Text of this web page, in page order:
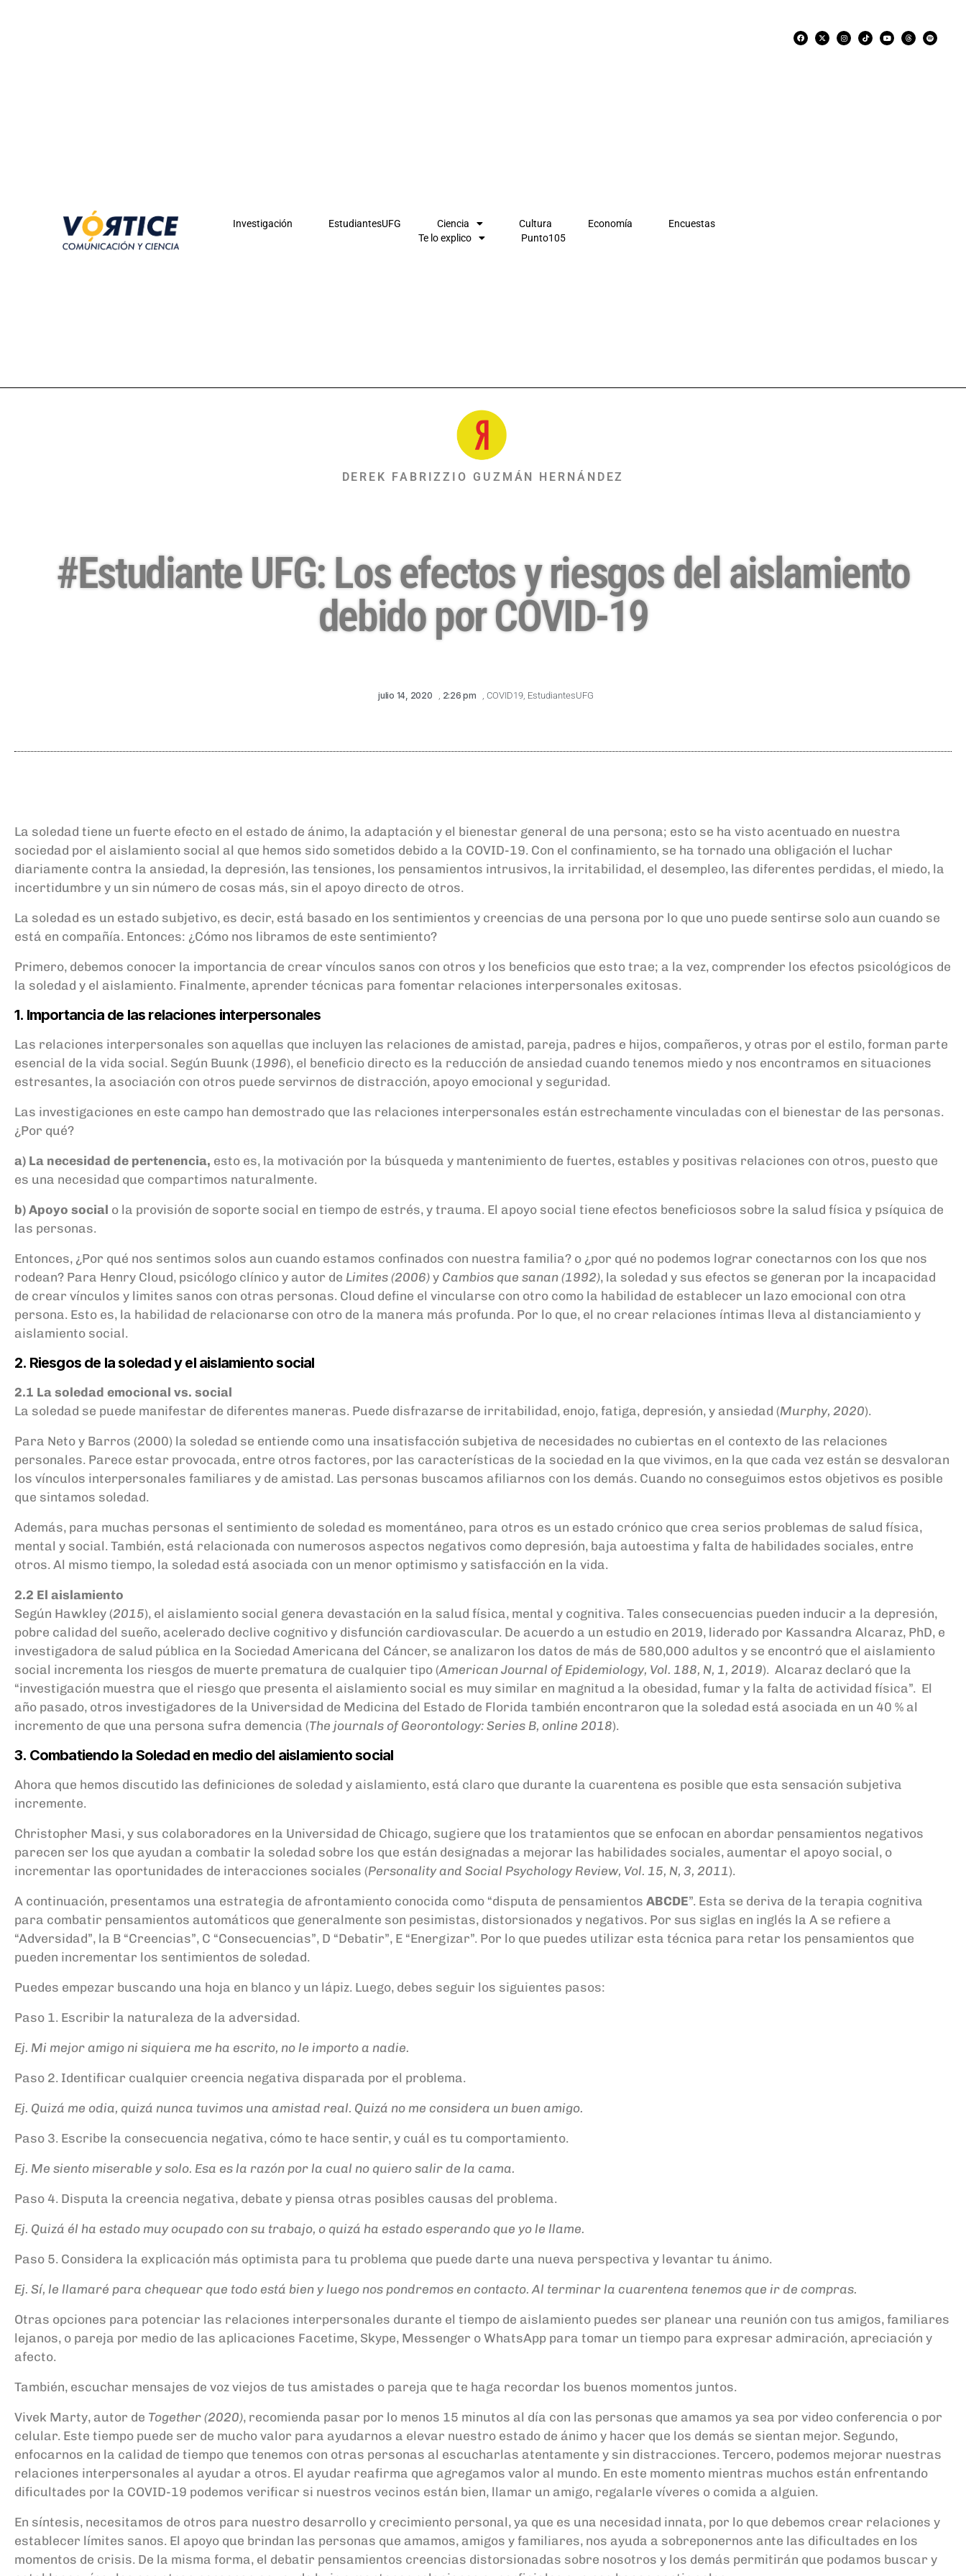
Investigación EstudiantesUFG Ciencia Cultura Economía
Encuestas
Te lo explico
Punto105
DEREK FABRIZZIO GUZMÁN HERNÁNDEZ
#Estudiante UFG: Los efectos y riesgos del aislamiento
debido por COVID-19
julio 14, 2020 2:26 pm COVID19, EstudiantesUFG
La soledad tiene un fuerte efecto en el estado de ánimo, la adaptación y el bienestar general de una persona; esto se ha visto acentuado en nuestra
sociedad por el aislamiento social al que hemos sido sometidos debido a la COVID-19. Con el confinamiento, se ha tornado una obligación el luchar
diariamente contra la ansiedad, la depresión, las tensiones, los pensamientos intrusivos, la irritabilidad, el desempleo, las diferentes perdidas, el miedo, la
incertidumbre y un sin número de cosas más, sin el apoyo directo de otros.
La soledad es un estado subjetivo, es decir, está basado en los sentimientos y creencias de una persona por lo que uno puede sentirse solo aun cuando se
está en compañía. Entonces: ¿Cómo nos libramos de este sentimiento?
Primero, debemos conocer la importancia de crear vínculos sanos con otros y los beneficios que esto trae; a la vez, comprender los efectos psicológicos de
la soledad y el aislamiento. Finalmente, aprender técnicas para fomentar relaciones interpersonales exitosas.
1. Importancia de las relaciones interpersonales
Las relaciones interpersonales son aquellas que incluyen las relaciones de amistad, pareja, padres e hijos, compañeros, y otras por el estilo, forman parte
esencial de la vida social. Según Buunk (1996), el beneficio directo es la reducción de ansiedad cuando tenemos miedo y nos encontramos en situaciones
estresantes, la asociación con otros puede servirnos de distracción, apoyo emocional y seguridad.
Las investigaciones en este campo han demostrado que las relaciones interpersonales están estrechamente vinculadas con el bienestar de las personas.
¿Por qué?
a) La necesidad de pertenencia, esto es, la motivación por la búsqueda y mantenimiento de fuertes, estables y positivas relaciones con otros, puesto que
es una necesidad que compartimos naturalmente.
b) Apoyo social o la provisión de soporte social en tiempo de estrés, y trauma. El apoyo social tiene efectos beneficiosos sobre la salud física y psíquica de
las personas.
Entonces, ¿Por qué nos sentimos solos aun cuando estamos confinados con nuestra familia? o ¿por qué no podemos lograr conectarnos con los que nos
rodean? Para Henry Cloud, psicólogo clínico y autor de Limites (2006)y Cambios que sanan (1992), la soledad y sus efectos se generan por la incapacidad
de crear vínculos y limites sanos con otras personas. Cloud define el vincularse con otro como la habilidad de establecer un lazo emocional con otra
persona. Esto es, la habilidad de relacionarse con otro de la manera más profunda. Por lo que, el no crear relaciones íntimas lleva al distanciamiento y
aislamiento social.
2. Riesgos de la soledad y el aislamiento social
2.1 La soledad emocional vs. social
La soledad se puede manifestar de diferentes maneras. Puede disfrazarse de irritabilidad, enojo, fatiga, depresión, y ansiedad (Murphy, 2020).
Para Neto y Barros (2000) la soledad se entiende como una insatisfacción subjetiva de necesidades no cubiertas en el contexto de las relaciones
personales. Parece estar provocada, entre otros factores, por las características de la sociedad en la que vivimos, en la que cada vez están se desvaloran
los vínculos interpersonales familiares y de amistad. Las personas buscamos afiliarnos con los demás. Cuando no conseguimos estos objetivos es posible
que sintamos soledad.
Además, para muchas personas el sentimiento de soledad es momentáneo, para otros es un estado crónico que crea serios problemas de salud física,
mental y social. También, está relacionada con numerosos aspectos negativos como depresión, baja autoestima y falta de habilidades sociales, entre
otros. Al mismo tiempo, la soledad está asociada con un menor optimismo y satisfacción en la vida.
2.2 El aislamiento
Según Hawkley (2015), el aislamiento social genera devastación en la salud física, mental y cognitiva. Tales consecuencias pueden inducir a la depresión,
pobre calidad del sueño, acelerado declive cognitivo y disfunción cardiovascular. De acuerdo a un estudio en 2019, liderado por Kassandra Alcaraz, PhD, e
investigadora de salud pública en la Sociedad Americana del Cáncer, se analizaron los datos de más de 580,000 adultos y se encontró que el aislamiento
social incrementa los riesgos de muerte prematura de cualquier tipo (American Journal of Epidemiology, Vol. 188, N, 1, 2019). Alcaraz declaró que la
“investigación muestra que el riesgo que presenta el aislamiento social es muy similar en magnitud a la obesidad, fumar y la falta de actividad física”. El
año pasado, otros investigadores de la Universidad de Medicina del Estado de Florida también encontraron que la soledad está asociada en un 40 % al
incremento de que una persona sufra demencia (The journals of Georontology: Series B, online 2018).
3. Combatiendo la Soledad en medio del aislamiento social
Ahora que hemos discutido las definiciones de soledad y aislamiento, está claro que durante la cuarentena es posible que esta sensación subjetiva
incremente.
Christopher Masi, y sus colaboradores en la Universidad de Chicago, sugiere que los tratamientos que se enfocan en abordar pensamientos negativos
parecen ser los que ayudan a combatir la soledad sobre los que están designadas a mejorar las habilidades sociales, aumentar el apoyo social, o
incrementar las oportunidades de interacciones sociales (Personality and Social Psychology Review, Vol. 15, N, 3, 2011).
A continuación, presentamos una estrategia de afrontamiento conocida como “disputa de pensamientos ABCDE”. Esta se deriva de la terapia cognitiva
para combatir pensamientos automáticos que generalmente son pesimistas, distorsionados y negativos. Por sus siglas en inglés la A se refiere a
“Adversidad”, la B “Creencias”, C “Consecuencias”, D “Debatir”, E “Energizar”. Por lo que puedes utilizar esta técnica para retar los pensamientos que
pueden incrementar los sentimientos de soledad.
Puedes empezar buscando una hoja en blanco y un lápiz. Luego, debes seguir los siguientes pasos:
Paso 1. Escribir la naturaleza de la adversidad.
Ej. Mi mejor amigo ni siquiera me ha escrito, no le importo a nadie.
Paso 2. Identificar cualquier creencia negativa disparada por el problema.
Ej. Quizá me odia, quizá nunca tuvimos una amistad real. Quizá no me considera un buen amigo.
Paso 3. Escribe la consecuencia negativa, cómo te hace sentir, y cuál es tu comportamiento.
Ej. Me siento miserable y solo. Esa es la razón por la cual no quiero salir de la cama.
Paso 4. Disputa la creencia negativa, debate y piensa otras posibles causas del problema.
Ej. Quizá él ha estado muy ocupado con su trabajo, o quizá ha estado esperando que yo le llame.
Paso 5. Considera la explicación más optimista para tu problema que puede darte una nueva perspectiva y levantar tu ánimo.
Ej. Sí, le llamaré para chequear que todo está bien y luego nos pondremos en contacto. Al terminar la cuarentena tenemos que ir de compras.
Otras opciones para potenciar las relaciones interpersonales durante el tiempo de aislamiento puedes ser planear una reunión con tus amigos, familiares
lejanos, o pareja por medio de las aplicaciones Facetime, Skype, Messenger o WhatsApp para tomar un tiempo para expresar admiración, apreciación y
afecto.
También, escuchar mensajes de voz viejos de tus amistades o pareja que te haga recordar los buenos momentos juntos.
Vivek Marty, autor de Together (2020), recomienda pasar por lo menos 15 minutos al día con las personas que amamos ya sea por video conferencia o por
celular. Este tiempo puede ser de mucho valor para ayudarnos a elevar nuestro estado de ánimo y hacer que los demás se sientan mejor. Segundo,
enfocarnos en la calidad de tiempo que tenemos con otras personas al escucharlas atentamente y sin distracciones. Tercero, podemos mejorar nuestras
relaciones interpersonales al ayudar a otros. El ayudar reafirma que agregamos valor al mundo. En este momento mientras muchos están enfrentando
dificultades por la COVID-19 podemos verificar si nuestros vecinos están bien, llamar un amigo, regalarle víveres o comida a alguien.
En síntesis, necesitamos de otros para nuestro desarrollo y crecimiento personal, ya que es una necesidad innata, por lo que debemos crear relaciones y
establecer límites sanos. El apoyo que brindan las personas que amamos, amigos y familiares, nos ayuda a sobreponernos ante las dificultades en los
momentos de crisis. De la misma forma, el debatir pensamientos creencias distorsionadas sobre nosotros y los demás permitirán que podamos buscar y